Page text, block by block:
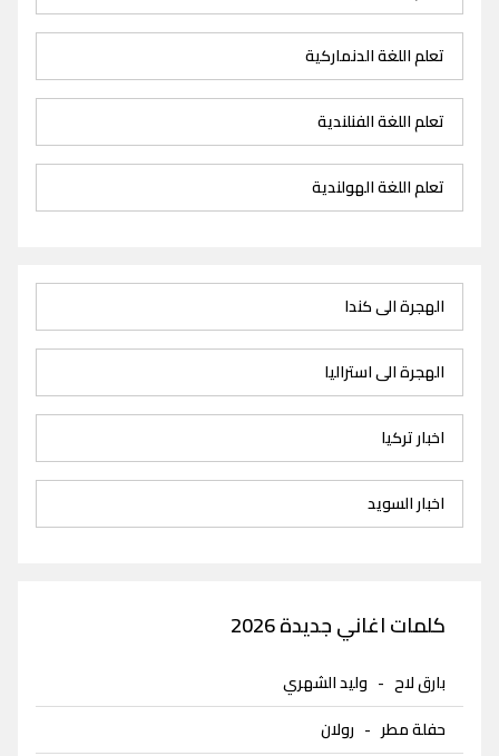
تعلم اللغة الدنماركية
تعلم اللغة الفنلندية
تعلم اللغة الهولندية
الهجرة الى كندا
الهجرة الى استراليا
اخبار تركيا
اخبار السويد
كلمات اغاني جديدة 2026
بارق لاح - وليد الشهري
حفلة مطر - رولان